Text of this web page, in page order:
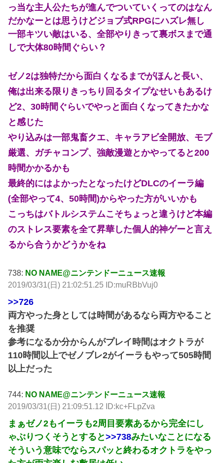
っ当な主人公たちが進んでついていくってのはなん
だかなーとは思うけどジョブ式RPGにハズレ無し
一部キツい敵はいる、全部やりきって裏ボスまで通
しで大体80時間ぐらい？
ゼノ2は独特だから面白くなるまでがほんと長い、
俺は出来る限りきっちり回るタイプなせいもあるけ
ど2、30時間ぐらいでやっと面白くなってきたかな
と感じた
やり込みは一部鬼畜クエ、キャラアビ全開放、モブ
厳選、ガチャコンプ、強敵漫遊とかやってると200
時間かかるかも
最終的にはよかったとなったけどDLCのイーラ編
(全部やって4、50時間)からやった方がいいかも
こっちはバトルシステムこそちょっと違うけど本編
のストレス要素を全て昇華した個人的神ゲーと言え
るから合うかどうかをね
738: NO NAME@ニンテンドーニュース速報
2019/03/31(日) 21:02:51.25 ID:muRBbVuj0
>>726
両方やった身としては時間があるなら両方やること
を推奨
参考になるか分からんがプレイ時間はオクトラが
110時間以上でゼノブレ2がイーラもやって505時間
以上だった
744: NO NAME@ニンテンドーニュース速報
2019/03/31(日) 21:09:51.12 ID:kc+FLpZva
まぁゼノ2もイーラも2周目要素あるから完全にし
ゃぶりつくそうとすると>>738みたいなことになる
そういう意味でならスパッと終わるオクトラをやっ